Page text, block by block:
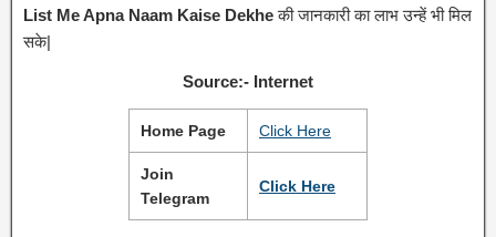
List Me Apna Naam Kaise Dekheकी जानकारी का लाभ उन्हें भी मिल
सके|
Source:- Internet
Home Page Click Here
Join
Telegram
Click Here